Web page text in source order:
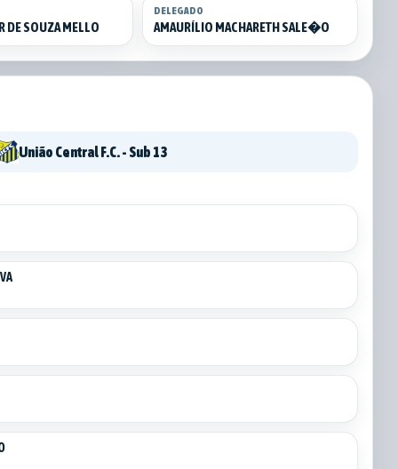
DE SOUZA MELLO
DELEGADO
AMAURÍLIO MACHARETH SALE�O
União Central F.C. - Sub 13